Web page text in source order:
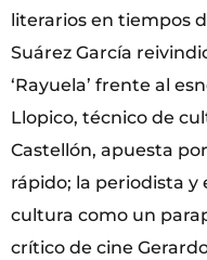
literarios en tiempos
Suárez García
‘Rayuela’ frente al
Llopico, técnico de
Castellón, apuesta
rápido; la periodista y
cultura como un
crítico de cine